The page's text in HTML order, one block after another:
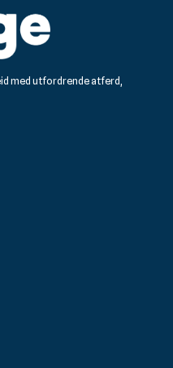
med utfordrende atferd,